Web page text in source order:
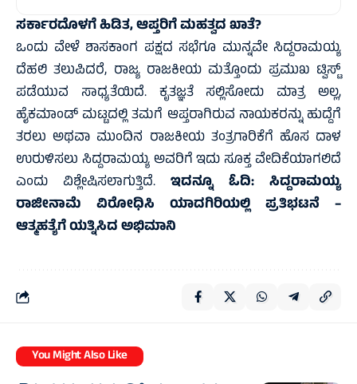
ಸರ್ಕಾರದೊಳಗೆ ಹಿಡಿತ, ಆಪ್ತರಿಗೆ ಮಹತ್ವದ ಖಾತೆ?
ಒಂದು ವೇಳೆ ಶಾಸಕಾಂಗ ಪಕ್ಷದ ಸಭೆಗೂ ಮುನ್ನವೇ ಸಿದ್ದರಾಮಯ್ಯ
ದೆಹಲಿ ತಲುಪಿದರೆ, ರಾಜ್ಯ ರಾಜಕೀಯ ಮತ್ತೊಂದು ಪ್ರಮುಖ ಟ್ವಿಸ್ಟ್
ಪಡೆಯುವ ಸಾಧ್ಯತೆಯಿದೆ. ಕೃತಜ್ಞತೆ ಸಲ್ಲಿಸೋದು ಮಾತ್ರ ಅಲ್ಲ,
ಹೈಕಮಾಂಡ್ ಮಟ್ಟದಲ್ಲಿ ತಮಗೆ ಆಪ್ತರಾಗಿರುವ ನಾಯಕರನ್ನು ಹುದ್ದೆಗೆ
ತರಲು ಅಥವಾ ಮುಂದಿನ ರಾಜಕೀಯ ತಂತ್ರಗಾರಿಕೆಗೆ ಹೊಸ ದಾಳ
ಉರುಳಿಸಲು ಸಿದ್ದರಾಮಯ್ಯ ಅವರಿಗೆ ಇದು ಸೂಕ್ತ ವೇದಿಕೆಯಾಗಲಿದೆ
ಎಂದು ವಿಶ್ಲೇಷಿಸಲಾಗುತ್ತಿದೆ. ಇದನ್ನೂ ಓದಿ: ಸಿದ್ದರಾಮಯ್ಯ
ರಾಜೀನಾಮೆ ವಿರೋಧಿಸಿ ಯಾದಗಿರಿಯಲ್ಲಿ ಪ್ರತಿಭಟನೆ –
ಆತ್ಮಹತ್ಯೆಗೆ ಯತ್ನಿಸಿದ ಅಭಿಮಾನಿ
You Might Also Like